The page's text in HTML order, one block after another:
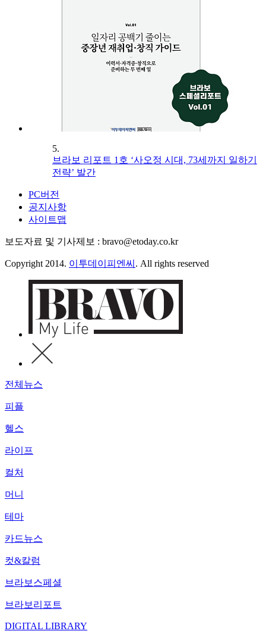
5.
브라보 리포트 1호 ‘사오정 시대, 73세까지 일하기
전략’ 발간
PC버전
공지사항
사이트맵
보도자료 및 기사제보 : bravo@etoday.co.kr
Copyright 2014. 이투데이피엔씨 . All rights reserved
전체뉴스
피플
헬스
라이프
컬처
머니
테마
카드뉴스
컷&칼럼
브라보스페셜
브라보리포트
DIGITAL LIBRARY